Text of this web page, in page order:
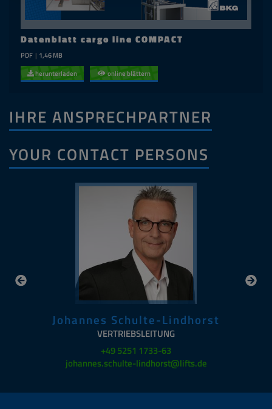
Datenblatt cargo line COMPACT
PDF | 1,46 MB
herunterladen
online blättern
IHRE ANSPRECHPARTNER
YOUR CONTACT PERSONS
Johannes Schulte-Lindhorst
VERTRIEBSLEITUNG
+49 5251 1733-63
johannes.schulte-lindhorst@lifts.de